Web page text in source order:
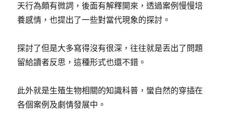
天行為頗有微詞，後面有解釋開來，透過案例慢慢培
養感情，也提出了一些對當代現象的探討。
探討了但是大多寫得沒有很深，往往就是丟出了問題
留給讀者反思，這種形式也還不錯。
此外就是生殖生物相關的知識科普，蠻自然的穿插在
各個案例及劇情發展中。